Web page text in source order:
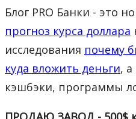
Блог PRO Банки - это
прогноз курса доллара
исследования почему
куда вложить деньги,
кэшбэки, программы